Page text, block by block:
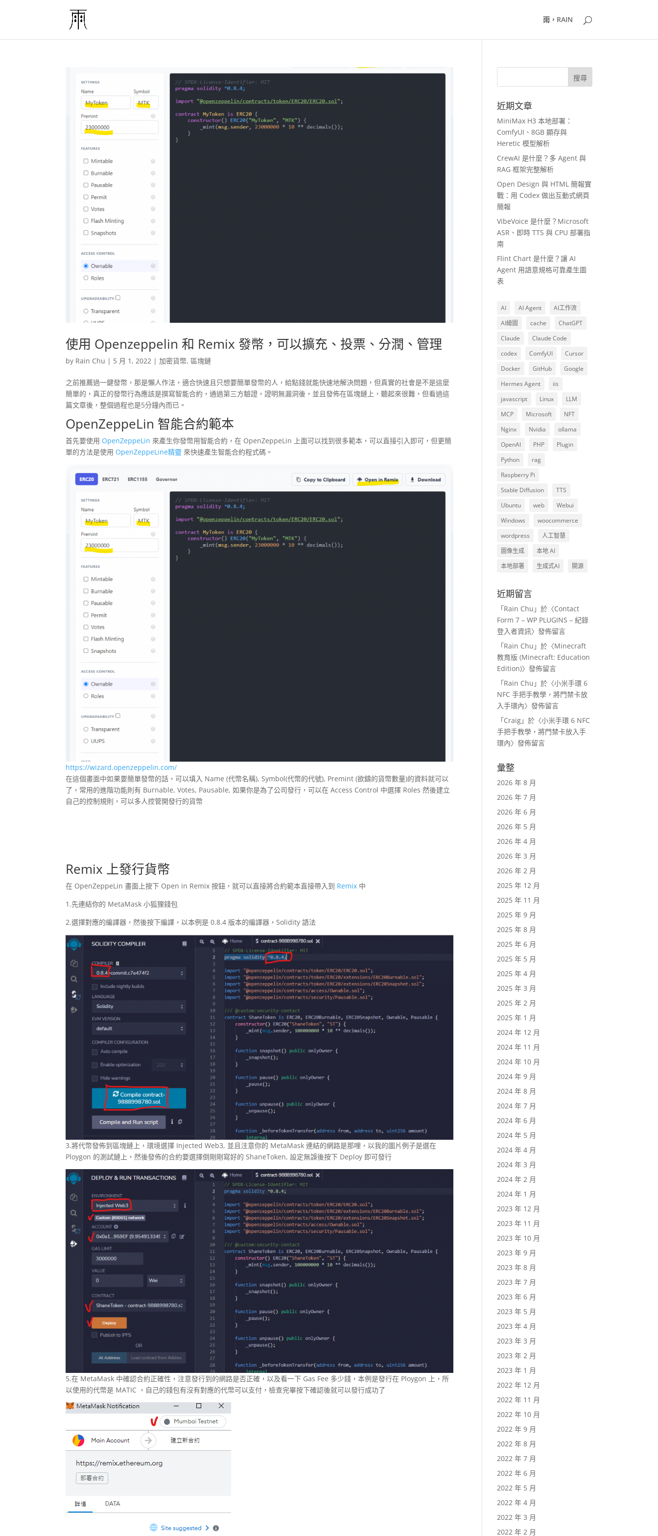
雨，RAIN
使用 Openzeppelin 和 Remix 發幣，可以擴充、投票、分潤、管理
by Rain Chu | 5 月 1, 2022 |加密貨幣,區塊鏈
之前推薦過一鍵發幣，那是懶人作法，適合快速且只想要簡單發幣的人，給點錢就能快速地解決問題，但真實的社會是不是這麼
簡單的，真正的發幣行為應該是撰寫智能合約，通過第三方驗證，證明無漏洞後，並且發佈在區塊鏈上，聽起來很難，但看過這
篇文章後，整個過程也是5分鐘內而已。
OpenZeppeLin 智能合約範本
首先要使用 OpenZeppeLin 來產生你發幣用智能合約，在 OpenZeppeLin 上面可以找到很多範本，可以直接引入即可，但更簡
單的方法是使用 OpenZeppeLine精靈 來快速產生智能合約程式碼。
https://wizard.openzeppelin.com/
在這個畫面中如果要簡單發幣的話，可以填入 Name (代幣名稱), Symbol(代幣的代號), Premint (欲鑄的貨幣數量)的資料就可以
了，常用的進階功能則有 Burnable, Votes, Pausable, 如果你是為了公司發行，可以在 Access Control 中選擇 Roles 然後建立
自己的控制規則，可以多人控管開發行的貨幣
Remix 上發行貨幣
在 OpenZeppeLin 畫面上按下 Open in Remix 按鈕，就可以直接將合約範本直接帶入到 Remix 中
1.先連結你的 MetaMask 小狐狸錢包
2.選擇對應的編譯器，然後按下編譯，以本例是 0.8.4 版本的編譯器，Solidity 語法
3.將代幣發佈到區塊鏈上，環境選擇 Injected Web3, 並且注意你的 MetaMask 連結的網路是那哩，以我的圖片例子是選在
Ploygon 的測試鏈上，然後發佈的合約要選擇倒剛剛寫好的 ShaneToken, 設定無誤後按下 Deploy 即可發行
5.在 MetaMask 中確認合約正確性，注意發行到的網路是否正確，以及看一下 Gas Fee 多少錢，本例是發行在 Ploygon 上，所
以使用的代幣是 MATIC ，自己的錢包有沒有對應的代幣可以支付，檢查完畢按下確認後就可以發行成功了
近期文章
MiniMax H3 本地部署：
ComfyUI、8GB 顯存與
Heretic 模型解析
CrewAI 是什麼？多 Agent 與
RAG 框架完整解析
Open Design 與 HTML 簡報實
戰：用 Codex 做出互動式網頁
簡報
VibeVoice 是什麼？Microsoft
ASR、即時 TTS 與 CPU 部署指
南
Flint Chart 是什麼？讓 AI
Agent 用語意規格可靠產生圖
表
AI AI Agent
AI工作流
AI繪圖
cache
ChatGPT
Claude
Claude Code
codex
ComfyUI
Cursor
Docker
GitHub
Google
Hermes Agent
iis
javascript
Linux
LLM
MCP
Microsoft
NFT
Nginx
Nvidia
ollama
OpenAI
PHP
Plugin
Python
rag
Raspberry Pi
Stable Diffusion
TTS
Ubuntu
web
Webui
Windows
woocommerce
wordpress
人工智慧
圖像生成
本地 AI
本地部署
生成式AI 開源
近期留言
「Rain Chu 」於〈Contact
Form 7 – WP PLUGINS – 紀錄
登入者資訊〉發佈留言
「Rain Chu 」於〈Minecraft
教育版 (Minecraft: Education
Edition)〉發佈留言
「Rain Chu 」於〈小米手環 6
NFC 手把手教學，將門禁卡放
入手環內〉發佈留言
「Craig 」於〈小米手環 6 NFC
手把手教學，將門禁卡放入手
環內〉發佈留言
彙整
2026 年 8 月
2026 年 7 月
2026 年 6 月
2026 年 5 月
2026 年 4 月
2026 年 3 月
2026 年 2 月
2025 年 12 月
2025 年 11 月
2025 年 9 月
2025 年 8 月
2025 年 6 月
2025 年 5 月
2025 年 4 月
2025 年 3 月
2025 年 2 月
2025 年 1 月
2024 年 12 月
2024 年 11 月
2024 年 10 月
2024 年 9 月
2024 年 8 月
2024 年 7 月
2024 年 6 月
2024 年 5 月
2024 年 4 月
2024 年 3 月
2024 年 2 月
2024 年 1 月
2023 年 12 月
2023 年 11 月
2023 年 10 月
2023 年 9 月
2023 年 8 月
2023 年 7 月
2023 年 6 月
2023 年 5 月
2023 年 4 月
2023 年 3 月
2023 年 2 月
2023 年 1 月
2022 年 12 月
2022 年 11 月
2022 年 10 月
2022 年 9 月
2022 年 8 月
2022 年 7 月
2022 年 6 月
2022 年 5 月
2022 年 4 月
2022 年 3 月
2022 年 2 月